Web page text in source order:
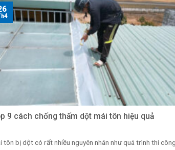
9 cách chống thấm dột mái tôn hiệu quả
tôn bị dột có rất nhiều nguyên nhân như quá trình thi